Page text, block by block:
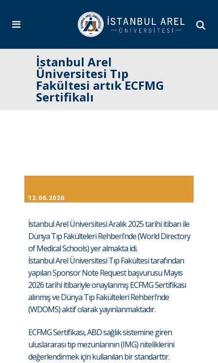
İstanbul Arel
Üniversitesi Tıp
Fakültesi artık ECFMG
Sertifikalı
12.06.2026
İstanbul Arel Üniversitesi Aralık 2025 tarihi itibarı ile
Dünya Tıp Fakülteleri Rehberi’nde (World Directory
of Medical Schools) yer almakta idi.
İstanbul Arel Üniversitesi Tıp Fakültesi tarafından
yapılan Sponsor Note Request başvurusu Mayıs
2026 tarihi itibariyle onaylanmış ECFMG Sertifikası
alınmış ve Dünya Tıp Fakülteleri Rehberi’nde
(WDOMS) aktif olarak yayınlanmaktadır.
ECFMG Sertifikası, ABD sağlık sistemine giren
uluslararası tıp mezunlarının (IMG) niteliklerini
değerlendirmek için kullanılan bir standarttır.